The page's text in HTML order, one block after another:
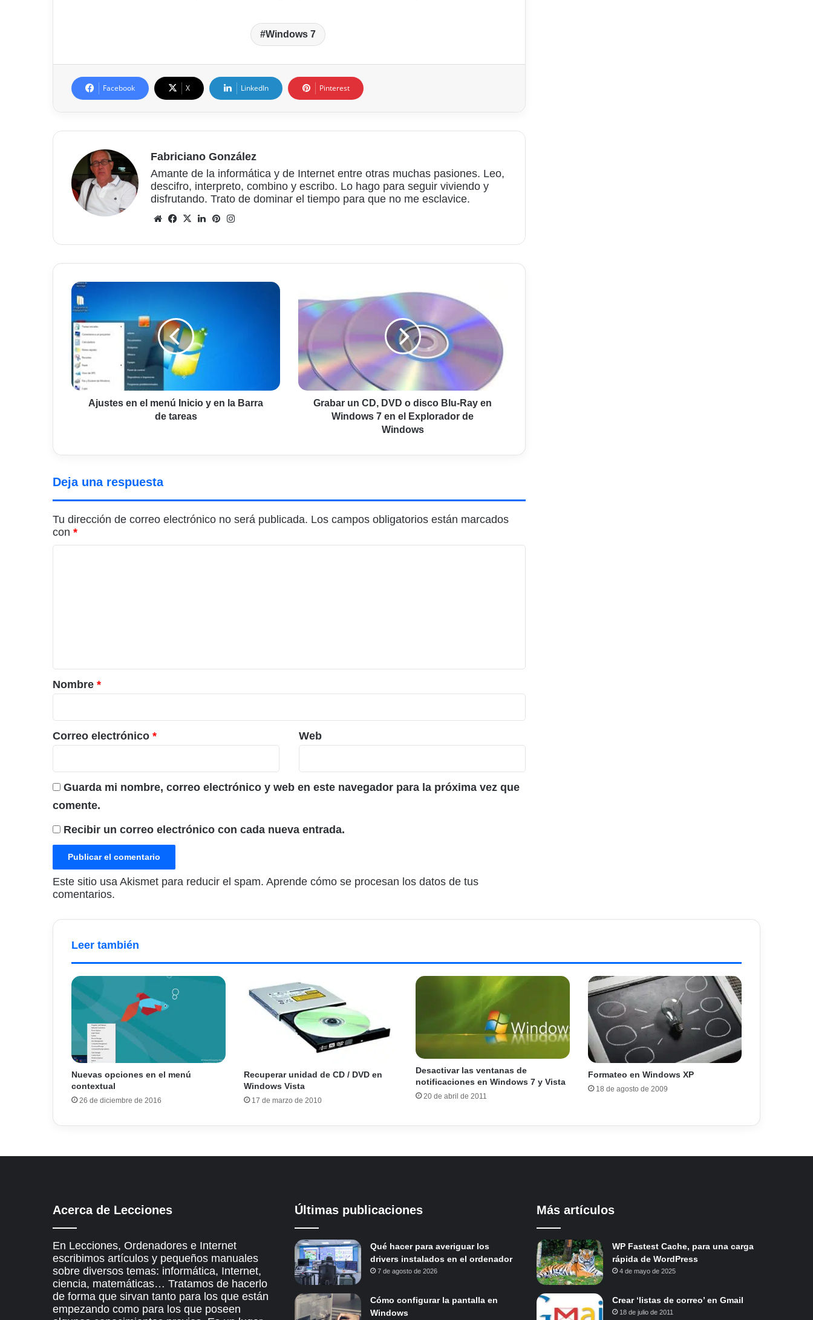
Windows 7
Facebook X LinkedIn Pinterest
Fabriciano González
Amante de la informática y de Internet entre otras muchas pasiones. Leo,
descifro, interpreto, combino y escribo. Lo hago para seguir viviendo y
disfrutando. Trato de dominar el tiempo para que no me esclavice.
Sitio
Facebook
X LinkedInPinterest
Ajustes
en
el
menú
Inicio
y
en
la
Barra
Ajustes en el menú Inicio y en la Barra
de tareas
un
CD,
DVD
disco
Blu-
Ray
en
Windows
Explorador
Grabar un CD, DVD o disco Blu-Ray en
Windows 7 en el Explorador de
Windows
Deja una respuesta
Tu dirección de correo electrónico no será publicada. Los campos obligatorios están marcados
con *
r
i
o
*
Nombre *
Correo electrónico * Web
Guarda mi nombre, correo electrónico y web en este navegador para la próxima vez que
comente.
Recibir un correo electrónico con cada nueva entrada.
Este sitio usa Akismet para reducir el spam. Aprende cómo se procesan los datos de tus
comentarios.
Leer también
Nuevas opciones en el menú
contextual
26 de diciembre de 2016
Recuperar unidad de CD / DVD en
Windows Vista
17 de marzo de 2010
Desactivar las ventanas de
notificaciones en Windows 7 y Vista
20 de abril de 2011
Formateo en Windows XP
18 de agosto de 2009
Acerca de Lecciones
En Lecciones, Ordenadores e Internet
escribimos artículos y pequeños manuales
sobre diversos temas: informática, Internet,
ciencia, matemáticas… Tratamos de hacerlo
de forma que sirvan tanto para los que están
empezando como para los que poseen
Últimas publicaciones
Qué hacer para averiguar los
drivers instalados en el ordenador
7 de agosto de 2026
Cómo configurar la pantalla en
Windows
Más artículos
WP Fastest Cache, para una carga
rápida de WordPress
4 de mayo de 2025
Crear ‘listas de correo’ en Gmail
18 de julio de 2011